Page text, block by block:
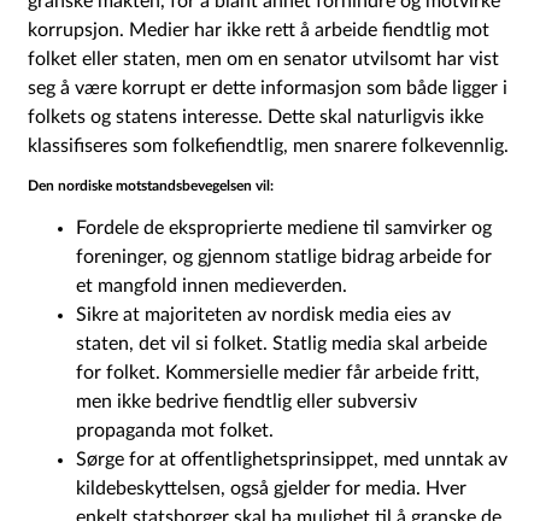
korrupsjon. Medier har ikke rett å arbeide fiendtlig mot
folket eller staten, men om en senator utvilsomt har vist
seg å være korrupt er dette informasjon som både ligger i
folkets og statens interesse. Dette skal naturligvis ikke
klassifiseres som folkefiendtlig, men snarere folkevennlig.
Den nordiske motstandsbevegelsen vil:
Fordele de eksproprierte mediene til samvirker og
foreninger, og gjennom statlige bidrag arbeide for
et mangfold innen medieverden.
Sikre at majoriteten av nordisk media eies av
staten, det vil si folket. Statlig media skal arbeide
for folket. Kommersielle medier får arbeide fritt,
men ikke bedrive fiendtlig eller subversiv
propaganda mot folket.
Sørge for at offentlighetsprinsippet, med unntak av
kildebeskyttelsen, også gjelder for media. Hver